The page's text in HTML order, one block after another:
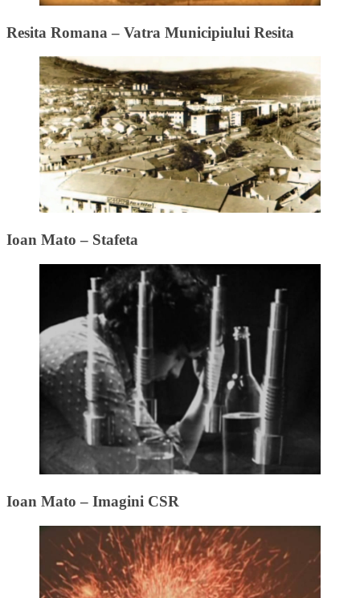
Resita Romana – Vatra Municipiului Resita
Ioan Mato – Stafeta
Ioan Mato – Imagini CSR